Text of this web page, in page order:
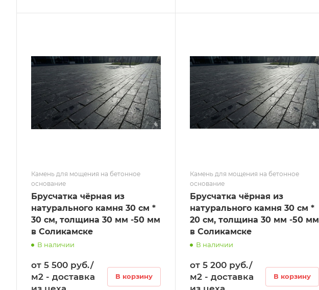
Камень для мощения на бетонное
основание
Брусчатка чёрная из
натурального камня 30 см *
30 см, толщина 30 мм -50 мм
в Соликамске
В наличии
от 5 500 руб./
м2 - доставка
В корзину
Камень для мощения на бетонное
основание
Брусчатка чёрная из
натурального камня 30 см *
20 см, толщина 30 мм -50 мм
в Соликамске
В наличии
от 5 200 руб./
м2 - доставка
В корзину